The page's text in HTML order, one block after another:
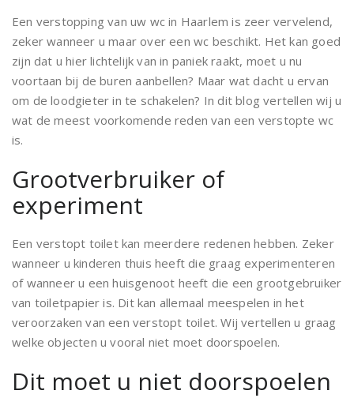
Een verstopping van uw wc in Haarlem is zeer vervelend,
zeker wanneer u maar over een wc beschikt. Het kan goed
zijn dat u hier lichtelijk van in paniek raakt, moet u nu
voortaan bij de buren aanbellen? Maar wat dacht u ervan
om de loodgieter in te schakelen? In dit blog vertellen wij u
wat de meest voorkomende reden van een verstopte wc
is.
Grootverbruiker of
experiment
Een verstopt toilet kan meerdere redenen hebben. Zeker
wanneer u kinderen thuis heeft die graag experimenteren
of wanneer u een huisgenoot heeft die een grootgebruiker
van toiletpapier is. Dit kan allemaal meespelen in het
veroorzaken van een verstopt toilet. Wij vertellen u graag
welke objecten u vooral niet moet doorspoelen.
Dit moet u niet doorspoelen